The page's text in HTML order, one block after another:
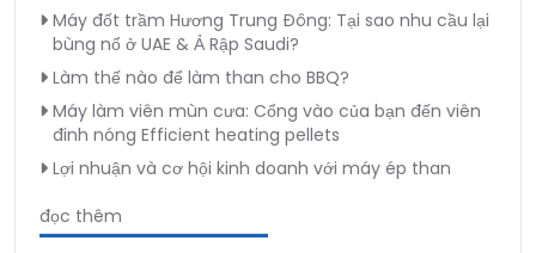
Máy đốt trầm Hương Trung Đông: Tại sao nhu cầu lại
bùng nổ ở UAE & Ả Rập Saudi?
Làm thế nào để làm than cho BBQ?
Máy làm viên mùn cưa: Cổng vào của bạn đến viên
đinh nóng Efficient heating pellets
Lợi nhuận và cơ hội kinh doanh với máy ép than
đọc thêm